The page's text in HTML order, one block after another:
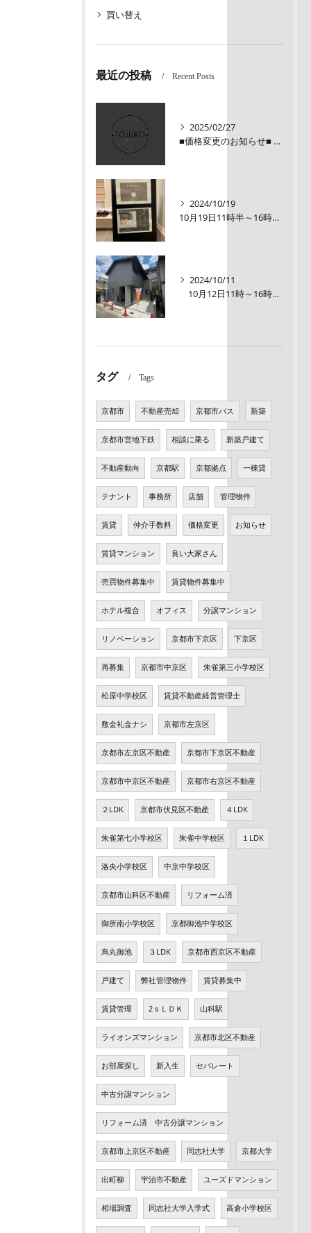
買い替え
最近の投稿 Recent Posts
2025/02/27
■価格変更のお知らせ■ メロディーハイム三条堺町2階
2024/10/19
10月19日11時半～16時00【オープンルーム】伏見区醍醐大構町新築戸建
2024/10/11
10月12日11時～16時【オープンルーム】伏見区醍醐大構町 新築戸建て
タグ Tags
京都市 不動産売却 京都市バス 新築
京都市営地下鉄 相談に乗る 新築戸建て
不動産動向 京都駅 京都拠点 一棟貸
テナント 事務所 店舗 管理物件
賃貸 仲介手数料 価格変更 お知らせ
賃貸マンション 良い大家さん
売買物件募集中 賃貸物件募集中
ホテル複合 オフィス 分譲マンション
リノベーション 京都市下京区 下京区
再募集 京都市中京区 朱雀第三小学校区
松原中学校区 賃貸不動産経営管理士
敷金礼金ナシ 京都市左京区
京都市左京区不動産 京都市下京区不動産
京都市中京区不動産 京都市右京区不動産
２LDK 京都市伏見区不動産 ４LDK
朱雀第七小学校区 朱雀中学校区 １LDK
洛央小学校区 中京中学校区
京都市山科区不動産 リフォーム済
御所南小学校区 京都御池中学校区
烏丸御池 ３LDK 京都市西京区不動産
戸建て 弊社管理物件 賃貸募集中
賃貸管理 2ｓＬＤＫ 山科駅
ライオンズマンション 京都市北区不動産
お部屋探し 新入生 セパレート
中古分譲マンション
リフォーム済 中古分譲マンション
京都市上京区不動産 同志社大学 京都大学
出町柳 宇治市不動産 ユーズドマンション
相場調査 同志社大学入学式 高倉小学校区